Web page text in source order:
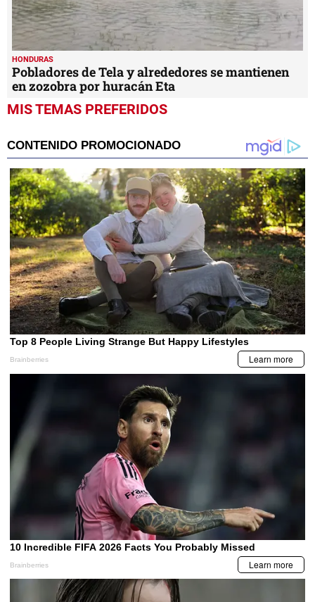
HONDURAS
Pobladores de Tela y alrededores se mantienen
en zozobra por huracán Eta
MIS TEMAS PREFERIDOS